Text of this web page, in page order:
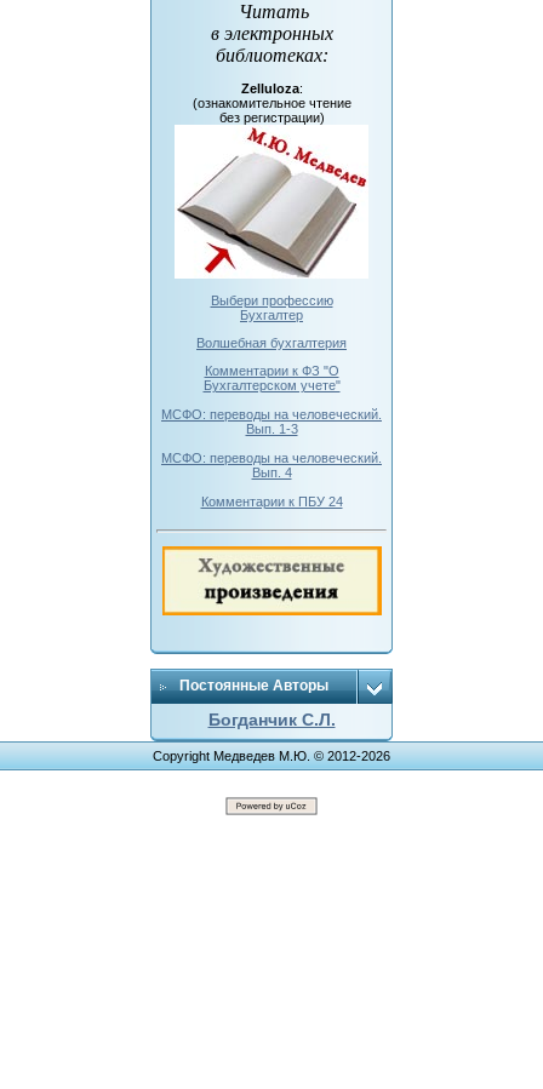
Читать
в электронных
библиотеках:
Zelluloza:
(ознакомительное чтение
без регистрации)
Выбери профессию
Бухгалтер
Волшебная бухгалтерия
Комментарии к ФЗ "О
Бухгалтерском учете"
МСФО: переводы на человеческий.
Вып. 1-3
МСФО: переводы на человеческий.
Вып. 4
Комментарии к ПБУ 24
Постоянные Авторы
Богданчик С.Л.
Copyright Медведев М.Ю. © 2012-2026